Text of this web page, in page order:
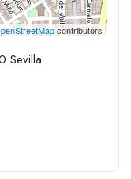
contributors
Sevilla